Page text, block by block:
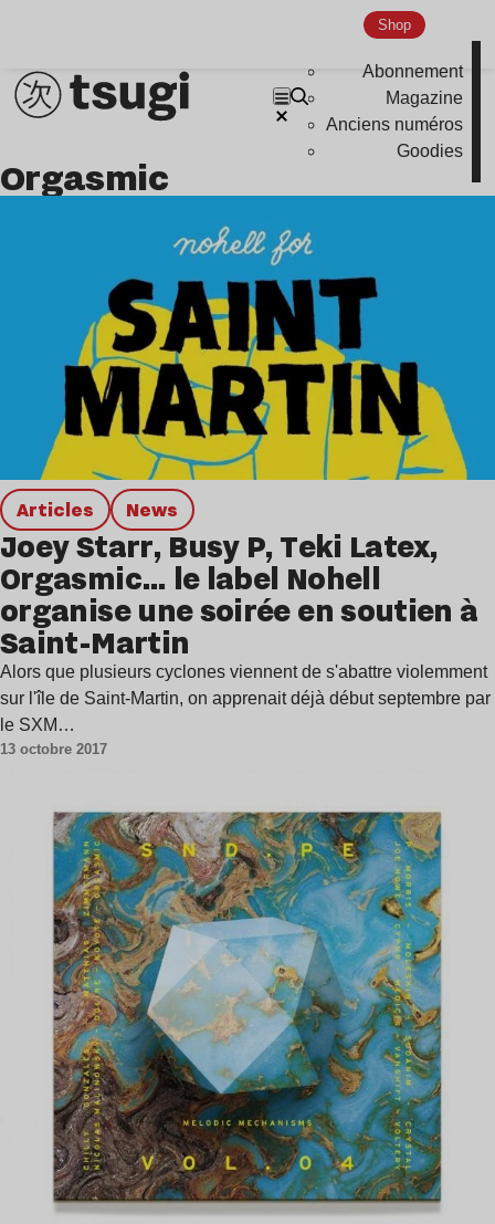
Shop
Abonnement
Magazine
Anciens numéros
Goodies
Orgasmic
Articles news
Joey Starr, Busy P, Teki Latex,
Orgasmic… le label Nohell
organise une soirée en soutien à
Saint-Martin
Alors que plusieurs cyclones viennent de s'abattre violemment
sur l'île de Saint-Martin, on apprenait déjà début septembre par
le SXM…
13 octobre 2017